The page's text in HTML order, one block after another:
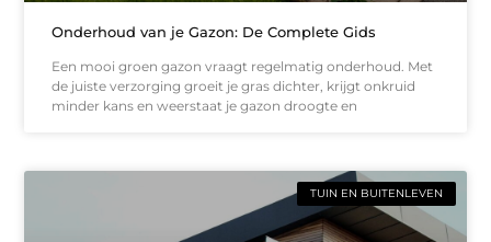
Onderhoud van je Gazon: De Complete Gids
Een mooi groen gazon vraagt regelmatig onderhoud. Met
de juiste verzorging groeit je gras dichter, krijgt onkruid
minder kans en weerstaat je gazon droogte en
TUIN EN BUITENLEVEN